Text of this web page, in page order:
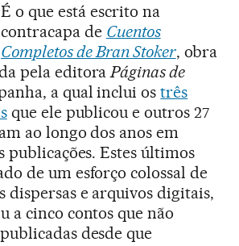
É o que está escrito na
contracapa de Cuentos
Completos de Bran Stoker, obra
pela editora Páginas de
a qual inclui ostrês
que ele publicou e outros 27
ao longo dos anos em
publicações. Estes últimos
de um esforço colossal de
dispersas e arquivos digitais,
a cinco contos que não
desde que